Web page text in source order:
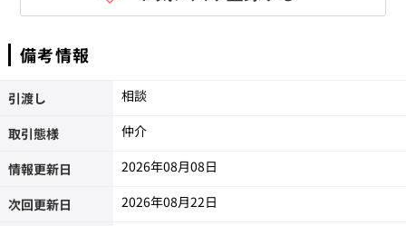
備考情報
引渡し 相談
取引態様 仲介
情報更新日 2026年08月08日
次回更新日 2026年08月22日